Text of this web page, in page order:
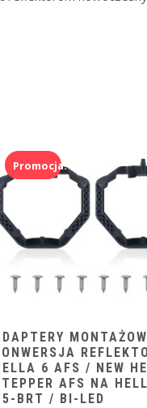
Promocja!
6 AFS / NEW
AFS NA
BRT / BI-LED